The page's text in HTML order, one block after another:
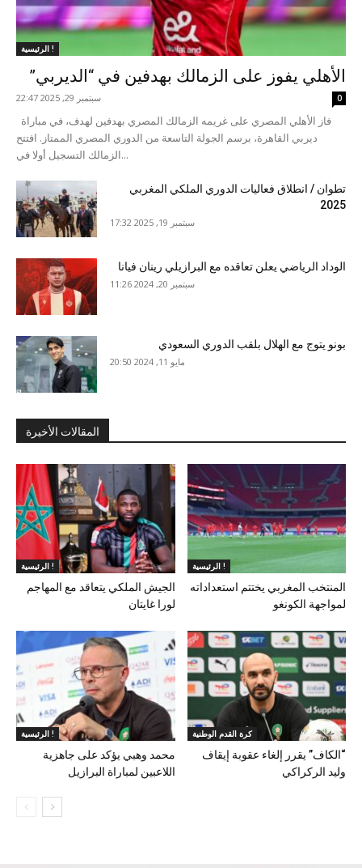
الرئيسية !
الأهلي يفوز على الزمالك بهدفين في “الديربي”
سبتمبر 29, 2025 22:47 0
ديربي القاهرة، برسم الجولة التاسعة من الدوري المصري الممتاز. افتتح
الزمالك التسجيل أولا في...
تطوان / انطلاق فعاليات الدوري الملكي المغربي
2025
سبتمبر 19, 2025 17:32
الوداد الرياضي يعلن تعاقده مع البرازيلي رينان فيانا
سبتمبر 20, 2024 11:26
بونو يتوج مع الهلال بلقب الدوري السعودي
مايو 11, 2024 20:50
المقالات الأخيرة
الرئيسية !
الجيش الملكي يتعاقد مع المهاجم
لورا غايتان
الرئيسية !
المنتخب المغربي يختتم استعداداته
لمواجهة الكونغو
الرئيسية !
محمد وهبي يؤكد على جاهزية
اللاعبين لمباراة البرازيل
كرة القدم الوطنية
“الكاف” يقرر إلغاء عقوبة إيقاف
وليد الركراكي